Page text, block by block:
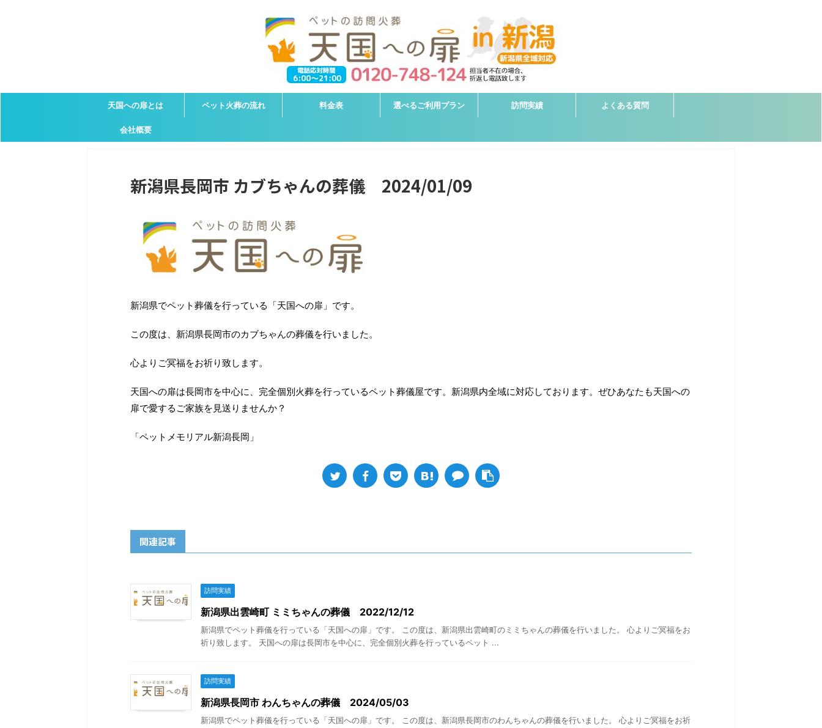
天国への扉とは ペット火葬の流れ 料金表 選べるご利用プラン 訪問実績 よくある質問
会社概要
新潟県長岡市 カブちゃんの葬儀 2024/01/09
新潟県でペット葬儀を行っている「天国への扉」です。
この度は、新潟県長岡市のカブちゃんの葬儀を行いました。
心よりご冥福をお祈り致します。
天国への扉は長岡市を中心に、完全個別火葬を行っているペット葬儀屋です。新潟県内全域に対応しております。ぜひあなたも天国への
扉で愛するご家族を見送りませんか？
「ペットメモリアル新潟長岡」
関連記事
訪問実績
新潟県出雲崎町 ミミちゃんの葬儀 2022/12/12
新潟県でペット葬儀を行っている「天国への扉」です。 この度は、新潟県出雲崎町のミミちゃんの葬儀を行いました。 心よりご冥福をお
祈り致します。 天国への扉は長岡市を中心に、完全個別火葬を行っているペット ...
訪問実績
新潟県長岡市 わんちゃんの葬儀 2024/05/03
新潟県でペット葬儀を行っている「天国への扉」です。 この度は、新潟県長岡市のわんちゃんの葬儀を行いました。 心よりご冥福をお祈